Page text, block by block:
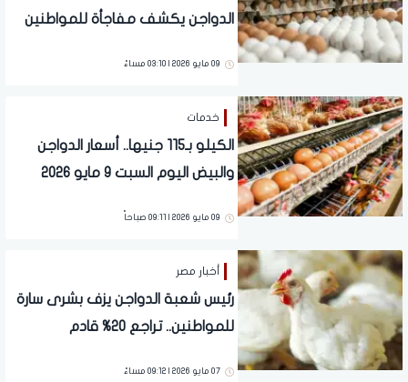
الدواجن يكشف مفاجأة للمواطنين
09 مايو 2026 | 03:10 مساءً
خدمات
الكيلو بـ115 جنيها.. أسعار الدواجن
والبيض اليوم السبت 9 مايو 2026
09 مايو 2026 | 09:11 صباحاً
أخبار مصر
رئيس شعبة الدواجن يزف بشرى سارة
للمواطنين.. تراجع 20% قادم
07 مايو 2026 | 09:12 مساءً